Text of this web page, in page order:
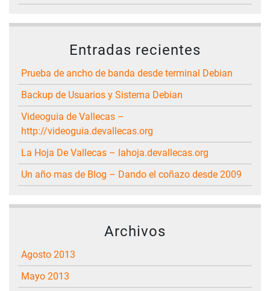
Entradas recientes
Prueba de ancho de banda desde terminal Debian
Backup de Usuarios y Sistema Debian
Videoguia de Vallecas –
http://videoguia.devallecas.org
La Hoja De Vallecas – lahoja.devallecas.org
Un año mas de Blog – Dando el coñazo desde 2009
Archivos
agosto 2013
mayo 2013